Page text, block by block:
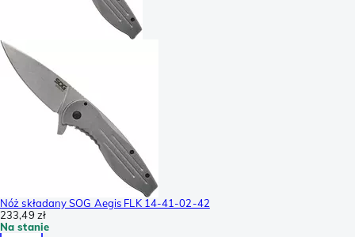
Nóż składany SOG Aegis FLK 14-41-02-42
233,49 zł
Na stanie